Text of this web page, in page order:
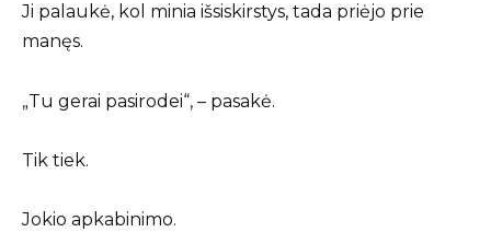
Ji palaukė, kol minia išsiskirstys, tada priėjo prie
manęs.
„Tu gerai pasirodei“, – pasakė.
Tik tiek.
Jokio apkabinimo.